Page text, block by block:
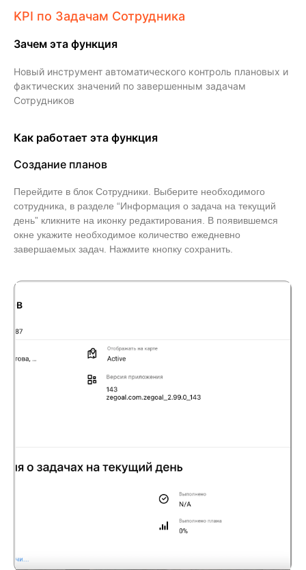
KPI по Задачам Сотрудника
Зачем эта функция
Новый инструмент автоматического контроль плановых и
фактических значений по завершенным задачам
Сотрудников
Как работает эта функция
Создание планов
Перейдите в блок Сотрудники. Выберите необходимого
сотрудника, в разделе “Информация о задача на текущий
день” кликните на иконку редактирования. В появившемся
окне укажите необходимое количество ежедневно
завершаемых задач. Нажмите кнопку сохранить.